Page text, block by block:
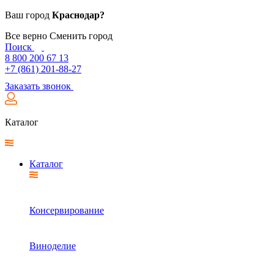
Ваш город Краснодар?
Все верно Сменить город
Поиск
8 800 200 67 13
+7 (861) 201-88-27
Заказать звонок
Каталог
Каталог
Консервирование
Виноделие